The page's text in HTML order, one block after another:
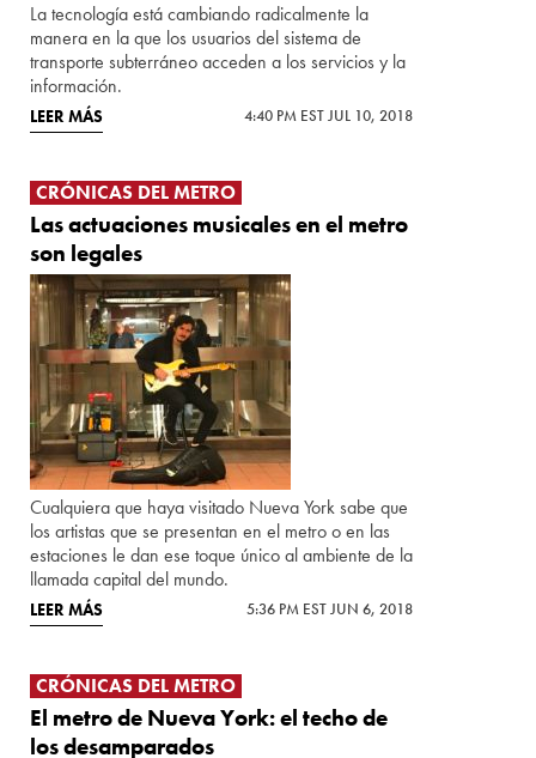
La tecnología está cambiando radicalmente la
manera en la que los usuarios del sistema de
transporte subterráneo acceden a los servicios y la
información.
LEER MÁS 4:40 PM EST JUL 10, 2018
CRÓNICAS DEL METRO
Las actuaciones musicales en el metro
son legales
Cualquiera que haya visitado Nueva York sabe que
los artistas que se presentan en el metro o en las
estaciones le dan ese toque único al ambiente de la
llamada capital del mundo.
LEER MÁS 5:36 PM EST JUN 6, 2018
CRÓNICAS DEL METRO
El metro de Nueva York: el techo de
los desamparados